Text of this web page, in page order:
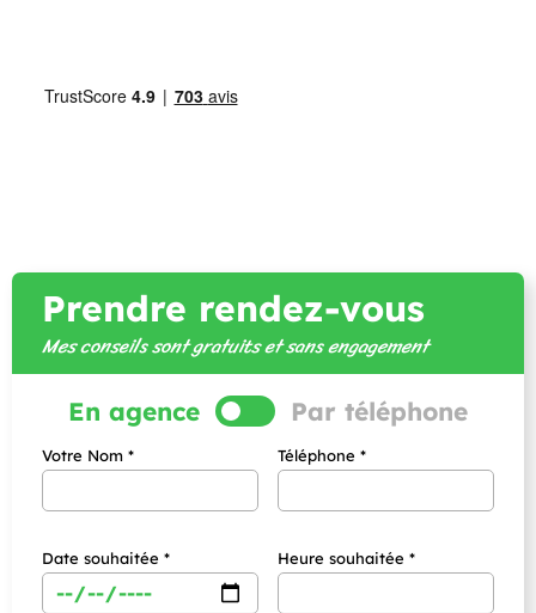
Prendre rendez-vous
Mes conseils sont gratuits et sans engagement
En agence Par téléphone
Votre Nom * Téléphone *
Date souhaitée * Heure souhaitée *